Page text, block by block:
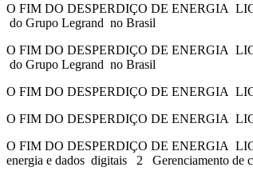
O FIM DO DESPERDIÇO DE ENERGIA
do Grupo Legrand no Brasil
O FIM DO DESPERDIÇO DE ENERGIA
do Grupo Legrand no Brasil
O FIM DO DESPERDIÇO DE ENERGIA
O FIM DO DESPERDIÇO DE ENERGIA
O FIM DO DESPERDIÇO DE ENERGIA
energia e dados digitais 2 Gerenciamento